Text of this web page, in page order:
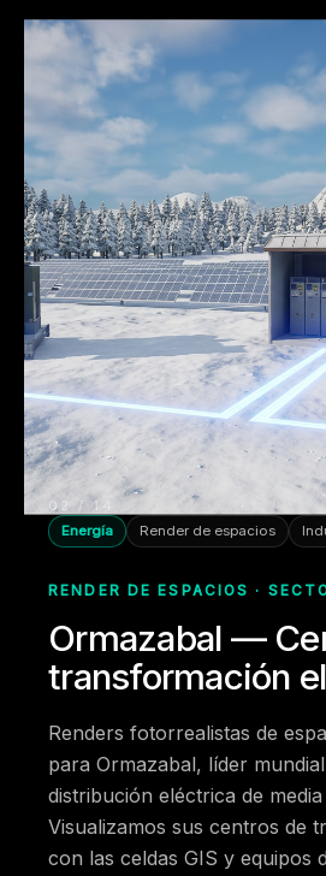
02 / 14
Energía
Render de espacios
RENDER DE ESPACIOS ·
Ormazabal —
transformación
Renders fotorrealistas de
para Ormazabal, líder
distribución eléctrica de
Visualizamos sus centros de
con las celdas GIS y equipos